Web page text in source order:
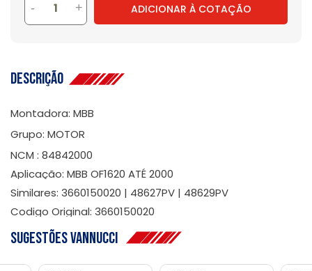
- + ADICIONAR À COTAÇÃO
Descrição
Montadora: MBB
Grupo: MOTOR
NCM : 84842000
Aplicação: MBB OF1620 ATÉ 2000
Similares: 3660150020 | 48627PV | 48629PV
Codigo Original: 3660150020
Sugestões Vannucci